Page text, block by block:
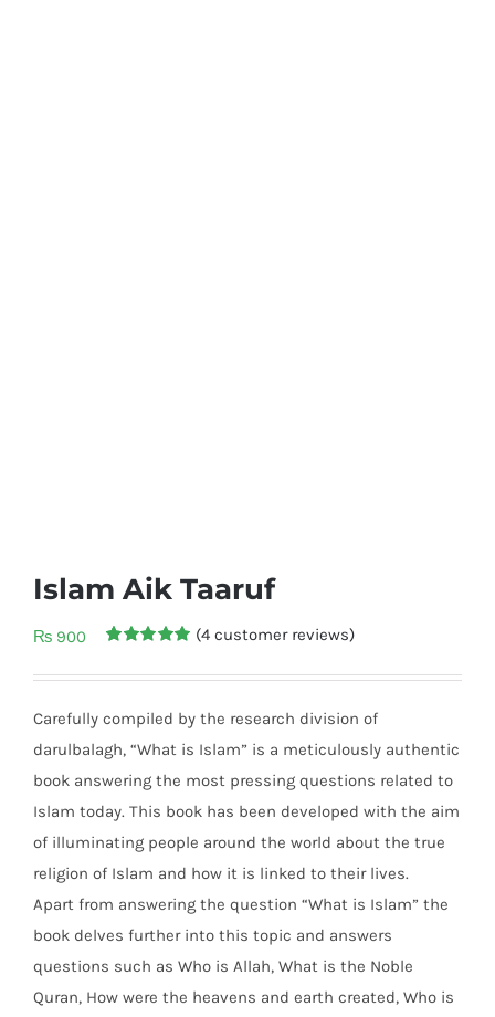
Islam Aik Taaruf
₨ 900
out of 5
customer
ratings
(4customer reviews)
Carefully compiled by the research division of
darulbalagh, “What is Islam” is a meticulously authentic
book answering the most pressing questions related to
Islam today. This book has been developed with the aim
of illuminating people around the world about the true
religion of Islam and how it is linked to their lives.
Apart from answering the question “What is Islam” the
book delves further into this topic and answers
questions such as Who is Allah, What is the Noble
Quran, How were the heavens and earth created, Who is